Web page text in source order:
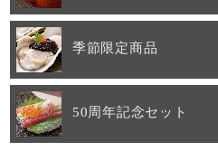
季節限定商品
50周年記念セット